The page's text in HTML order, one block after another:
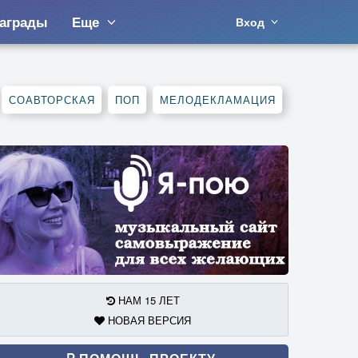
Еще Вход
СОАВТОРСКАЯ ПОП МЕЛОДЕКЛАМАЦИЯ
НАМ 15 ЛЕТ
НОВАЯ ВЕРСИЯ